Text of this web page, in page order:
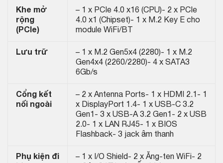
Khe mở
rộng
(PCIe)
– 1 x PCIe 4.0 x16 (CPU)- 2 x PCIe
4.0 x1 (Chipset)- 1 x M.2 Key E cho
module WiFi/BT
Lưu trữ
– 1 x M.2 Gen5x4 (2280)- 1 x M.2
Gen4x4 (2260/2280)- 4 x SATA3
6Gb/s
Cổng kết
nối ngoài
– 2 x Antenna Ports- 1 x HDMI 2.1- 1
x DisplayPort 1.4- 1 x USB-C 3.2
Gen1- 3 x USB-A 3.2 Gen1- 2 x USB
2.0- 1 x LAN RJ45- 1 x BIOS
Flashback- 3 jack âm thanh
Phụ kiện đi
– 1 x I/O Shield- 2 x Ăng-ten WiFi- 2